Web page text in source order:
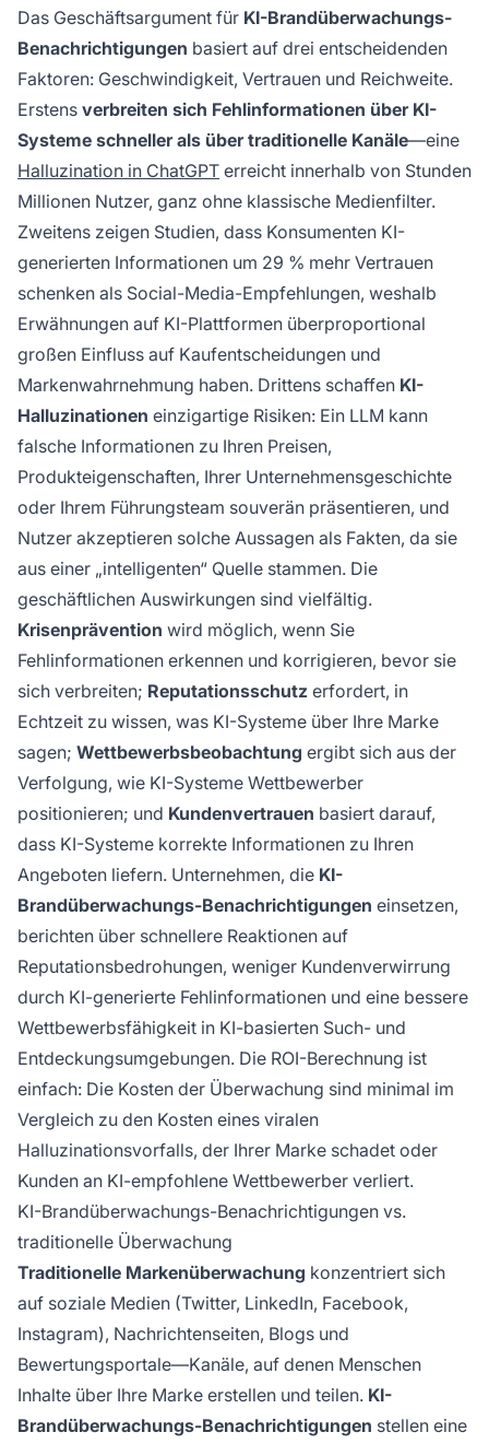
Das Geschäftsargument für KI-Brandüberwachungs-
Benachrichtigungen basiert auf drei entscheidenden
Faktoren: Geschwindigkeit, Vertrauen und Reichweite.
Erstens verbreiten sich Fehlinformationen über KI-
Systeme schneller als über traditionelle Kanäle—eine
Halluzination in ChatGPT erreicht innerhalb von Stunden
Millionen Nutzer, ganz ohne klassische Medienfilter.
Zweitens zeigen Studien, dass Konsumenten KI-
generierten Informationen um 29 % mehr Vertrauen
schenken als Social-Media-Empfehlungen, weshalb
Erwähnungen auf KI-Plattformen überproportional
großen Einfluss auf Kaufentscheidungen und
Markenwahrnehmung haben. Drittens schaffen KI-
Halluzinationen einzigartige Risiken: Ein LLM kann
falsche Informationen zu Ihren Preisen,
Produkteigenschaften, Ihrer Unternehmensgeschichte
oder Ihrem Führungsteam souverän präsentieren, und
Nutzer akzeptieren solche Aussagen als Fakten, da sie
aus einer „intelligenten“ Quelle stammen. Die
geschäftlichen Auswirkungen sind vielfältig.
Krisenprävention wird möglich, wenn Sie
Fehlinformationen erkennen und korrigieren, bevor sie
sich verbreiten; Reputationsschutz erfordert, in
Echtzeit zu wissen, was KI-Systeme über Ihre Marke
sagen; Wettbewerbsbeobachtung ergibt sich aus der
Verfolgung, wie KI-Systeme Wettbewerber
positionieren; und Kundenvertrauen basiert darauf,
dass KI-Systeme korrekte Informationen zu Ihren
Angeboten liefern. Unternehmen, die KI-
Brandüberwachungs-Benachrichtigungen einsetzen,
berichten über schnellere Reaktionen auf
Reputationsbedrohungen, weniger Kundenverwirrung
durch KI-generierte Fehlinformationen und eine bessere
Wettbewerbsfähigkeit in KI-basierten Such- und
Entdeckungsumgebungen. Die ROI-Berechnung ist
einfach: Die Kosten der Überwachung sind minimal im
Vergleich zu den Kosten eines viralen
Halluzinationsvorfalls, der Ihrer Marke schadet oder
Kunden an KI-empfohlene Wettbewerber verliert.
KI-Brandüberwachungs-Benachrichtigungen vs.
traditionelle Überwachung
Traditionelle Markenüberwachung konzentriert sich
auf soziale Medien (Twitter, LinkedIn, Facebook,
Instagram), Nachrichtenseiten, Blogs und
Bewertungsportale—Kanäle, auf denen Menschen
Inhalte über Ihre Marke erstellen und teilen. KI-
Brandüberwachungs-Benachrichtigungen stellen eine